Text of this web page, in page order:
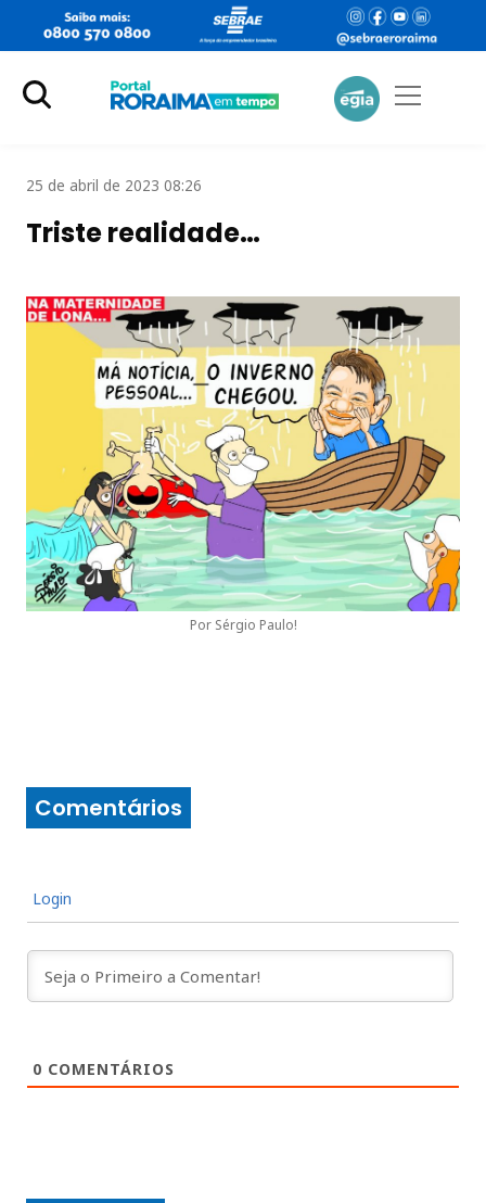
25 de abril de 2023 08:26
Triste realidade…
Por Sérgio Paulo!
Comentários
Login
0 COMENTÁRIOS